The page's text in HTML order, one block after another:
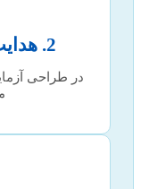
2. هدایت در پژوهش و آزمایش
در طراحی